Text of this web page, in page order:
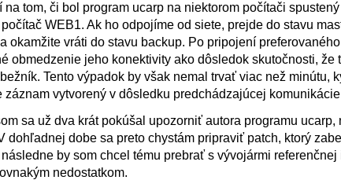
tom, či bol program ucarp na niektorom počítači
WEB1. Ak ho odpojíme od siete, prejde do stavu
okamžite vráti do stavu backup. Po pripojení
obmedzenie jeho konektivity ako dôsledok skutočnosti, že
Tento výpadok by však nemal trvať viac než minútu,
vytvorený v dôsledku predchádzajúcej
sa už dva krát pokúšal upozorniť autora programu ucarp,
dohľadnej dobe sa preto chystám pripraviť patch, ktorý
by som chcel tému prebrať s vývojármi
nedostatkom.